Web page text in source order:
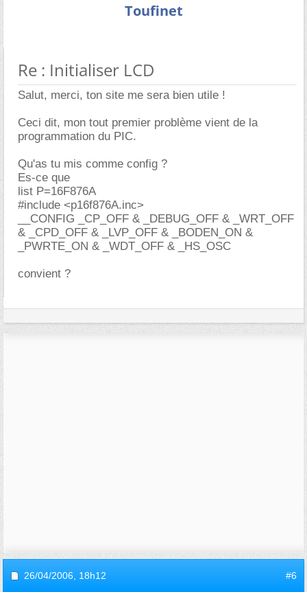
Toufinet
Re : Initialiser LCD
Salut, merci, ton site me sera bien utile !
Ceci dit, mon tout premier problème vient de la
programmation du PIC.
Qu'as tu mis comme config ?
Es-ce que
list P=16F876A
#include <p16f876A.inc>
__CONFIG _CP_OFF & _DEBUG_OFF & _WRT_OFF
& _CPD_OFF & _LVP_OFF & _BODEN_ON &
_PWRTE_ON & _WDT_OFF & _HS_OSC
convient ?
26/04/2006, 18h12 #6